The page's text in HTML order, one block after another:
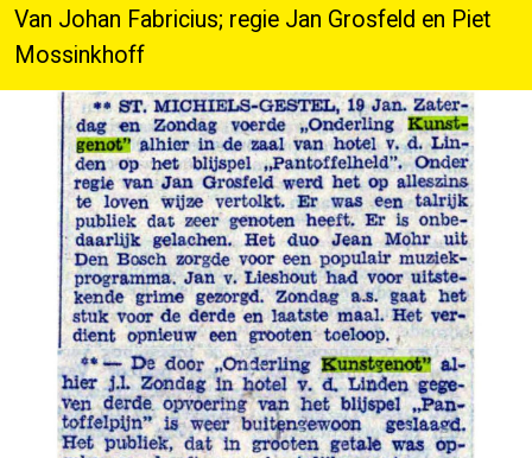
Van Johan Fabricius; regie Jan Grosfeld en Piet
Mossinkhoff